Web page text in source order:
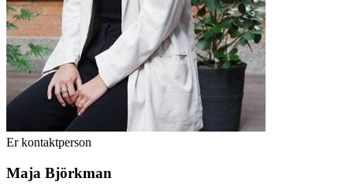
Er kontaktperson
Maja Björkman